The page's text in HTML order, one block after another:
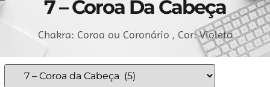
7 – Coroa Da Cabeça
Chakra: Coroa ou Coronário , Cor: Violeta